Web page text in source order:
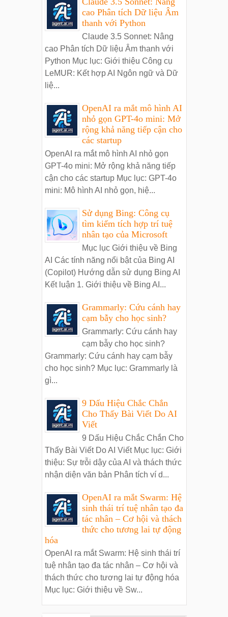
cao Phân tích Dữ liệu Âm
thanh với Python
Claude 3.5 Sonnet: Nâng
cao Phân tích Dữ liệu Âm thanh với
Python Mục lục: Giới thiệu Công cụ
LeMUR: Kết hợp AI Ngôn ngữ và Dữ
liệ...
OpenAI ra mắt mô hình AI
nhỏ gọn GPT-4o mini: Mở
rộng khả năng tiếp cận cho
các startup
OpenAI ra mắt mô hình AI nhỏ gọn
GPT-4o mini: Mở rộng khả năng tiếp
cận cho các startup Mục lục: GPT-4o
mini: Mô hình AI nhỏ gọn, hiệ...
Sử dụng Bing: Công cụ
tìm kiếm tích hợp trí tuệ
nhân tạo của Microsoft
Mục lục Giới thiệu về Bing
AI Các tính năng nổi bật của Bing AI
(Copilot) Hướng dẫn sử dụng Bing AI
Kết luận 1. Giới thiệu về Bing AI...
Grammarly: Cứu cánh hay
cạm bẫy cho học sinh?
Grammarly: Cứu cánh hay
cạm bẫy cho học sinh?
Grammarly: Cứu cánh hay cạm bẫy
cho học sinh? Mục lục: Grammarly là
gì...
9 Dấu Hiệu Chắc Chắn
Cho Thấy Bài Viết Do AI
Viết
9 Dấu Hiệu Chắc Chắn Cho
Thấy Bài Viết Do AI Viết Mục lục: Giới
thiệu: Sự trỗi dậy của AI và thách thức
nhận diện văn bản Phân tích ví d...
OpenAI ra mắt Swarm: Hệ
sinh thái trí tuệ nhân tạo đa
tác nhân – Cơ hội và thách
thức cho tương lai tự động
hóa
OpenAI ra mắt Swarm: Hệ sinh thái trí
tuệ nhân tạo đa tác nhân – Cơ hội và
thách thức cho tương lai tự động hóa
Mục lục: Giới thiệu về Sw...